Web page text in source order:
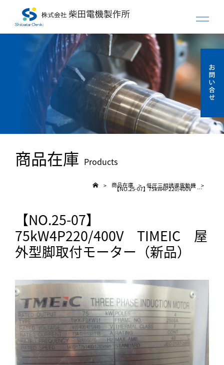
商品在庫 Products
> 商品在庫 > 低圧三相誘導電動機 >
【NO.25-07】75kW4P220/400V TIMEIC 屋外型脚取付モーター（新品）
【NO.25-07】
75kW4P220/400V TIMEIC 屋
外型脚取付モーター（新品）